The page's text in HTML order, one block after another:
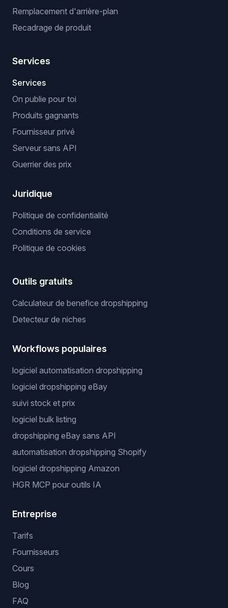
Remplacement d'arrière-plan
Recadrage de produit
Services
Services
On publie pour toi
Produits gagnants
Fournisseur privé
Serveur sans API
Guerrier des prix
Juridique
Politique de confidentialité
Conditions de service
Politique de cookies
Outils gratuits
Calculateur de benefice dropshipping
Detecteur de niches
Workflows populaires
logiciel automatisation dropshipping
logiciel dropshipping eBay
suivi stock et prix
logiciel bulk listing
dropshipping eBay sans API
automatisation dropshipping Shopify
logiciel dropshipping Amazon
HGR MCP pour outils IA
Entreprise
Tarifs
Fournisseurs
Cours
Blog
FAQ